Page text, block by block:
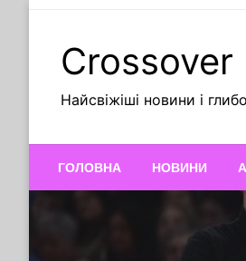
Crossover
Найсвіжіші новини і
ГОЛОВНА НОВИНИ